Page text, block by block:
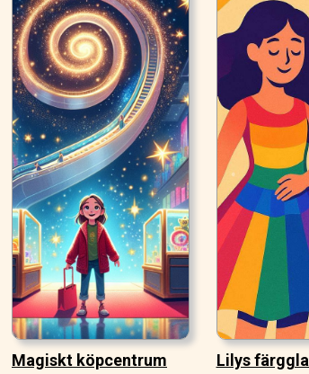
Magiskt köpcentrum
Lilys